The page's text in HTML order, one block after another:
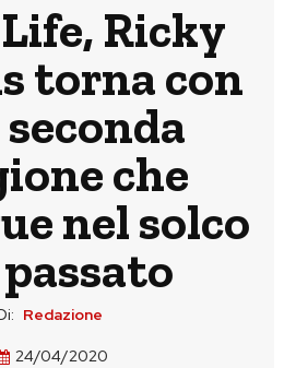
Ricky
torna con
che
nel solco
Redazione
24/04/2020